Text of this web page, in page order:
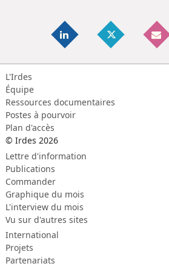
L'Irdes
Équipe
Ressources documentaires
Postes à pourvoir
Plan d'accès
© Irdes 2026
Lettre d'information
Publications
Commander
Graphique du mois
L'interview du mois
Vu sur d'autres sites
International
Projets
Partenariats